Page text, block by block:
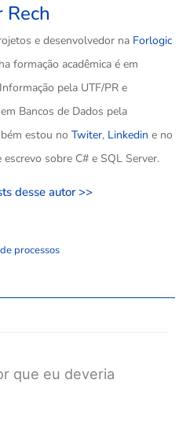
e desenvolvedor na Forlogic
formação acadêmica é em
pela UTF/PR e
Bancos de Dados pela
estou no Twiter, Linkedin e no
escrevo sobre C# e SQL Server.
desse autor >>
processos
que eu deveria